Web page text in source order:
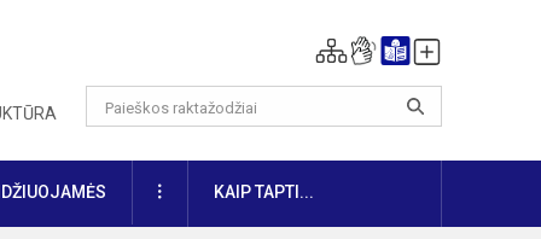
DAUGIAUKAIP TAPTI...